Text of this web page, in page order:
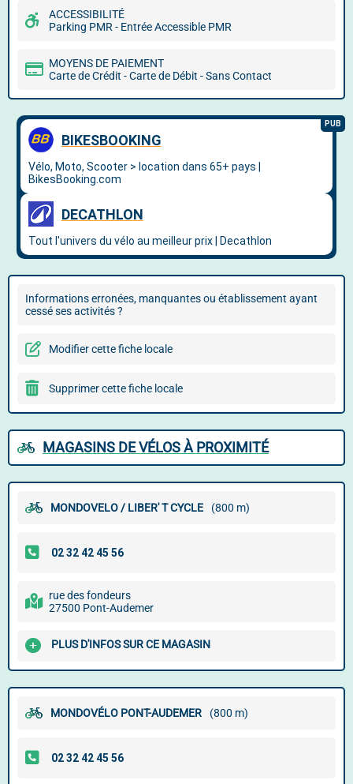
ACCESSIBILITÉ
Parking PMR - Entrée Accessible PMR
MOYENS DE PAIEMENT
Carte de Crédit - Carte de Débit - Sans Contact
Informations erronées, manquantes ou établissement ayant
cessé ses activités ?
Modifier cette fiche locale
Supprimer cette fiche locale
MAGASINS DE VÉLOS À PROXIMITÉ
MONDOVELO / LIBER' T CYCLE (800 m)
rue des fondeurs
27500 Pont-Audemer
PLUS D'INFOS SUR CE MAGASIN
MONDOVÉLO PONT-AUDEMER (800 m)